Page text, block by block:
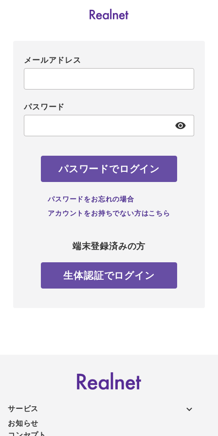
メールアドレス
パスワード
パスワードでログイン
パスワードをお忘れの場合
アカウントをお持ちでない方はこちら
端末登録済みの方
生体認証でログイン
サービス
お知らせ